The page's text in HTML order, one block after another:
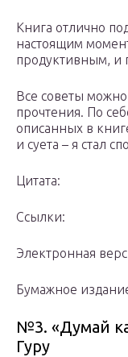
Книга отлично
настоящим
продуктивным, и
Все советы можно
прочтения. По
описанных в
и суета – я стал
Цитата:
Ссылки:
Электронная
Бумажное
№3. «Думай
Гуру